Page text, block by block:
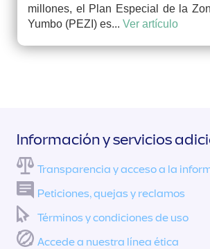
millones, el Plan Especial de la
Yumbo (PEZI) es... Ver artículo
Información y servicios
Transparencia y acceso a la
Peticiones, quejas y reclamos
Términos y condiciones de uso
Accede a nuestra línea ética